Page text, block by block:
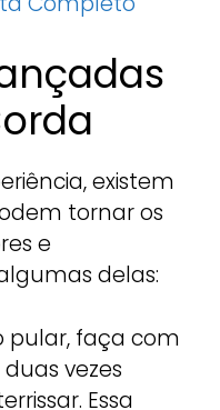
existem
tornar os
e
delas:
pular, faça com
vezes
Essa